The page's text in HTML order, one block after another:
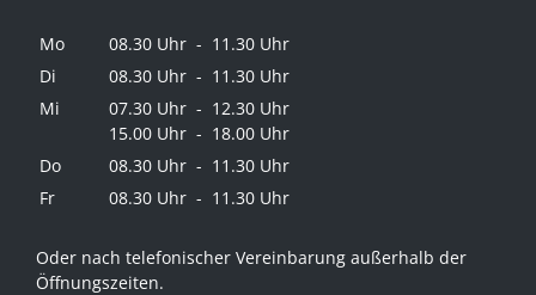
Mo
08.30 Uhr - 11.30 Uhr
Di
08.30 Uhr - 11.30 Uhr
Mi
07.30 Uhr - 12.30 Uhr
15.00 Uhr - 18.00 Uhr
Do
08.30 Uhr - 11.30 Uhr
Fr
08.30 Uhr - 11.30 Uhr
Oder nach telefonischer Vereinbarung außerhalb der
Öffnungszeiten.